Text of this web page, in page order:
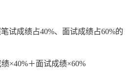
试成绩占40%、面试成绩占60%的
×40%＋面试成绩×60%